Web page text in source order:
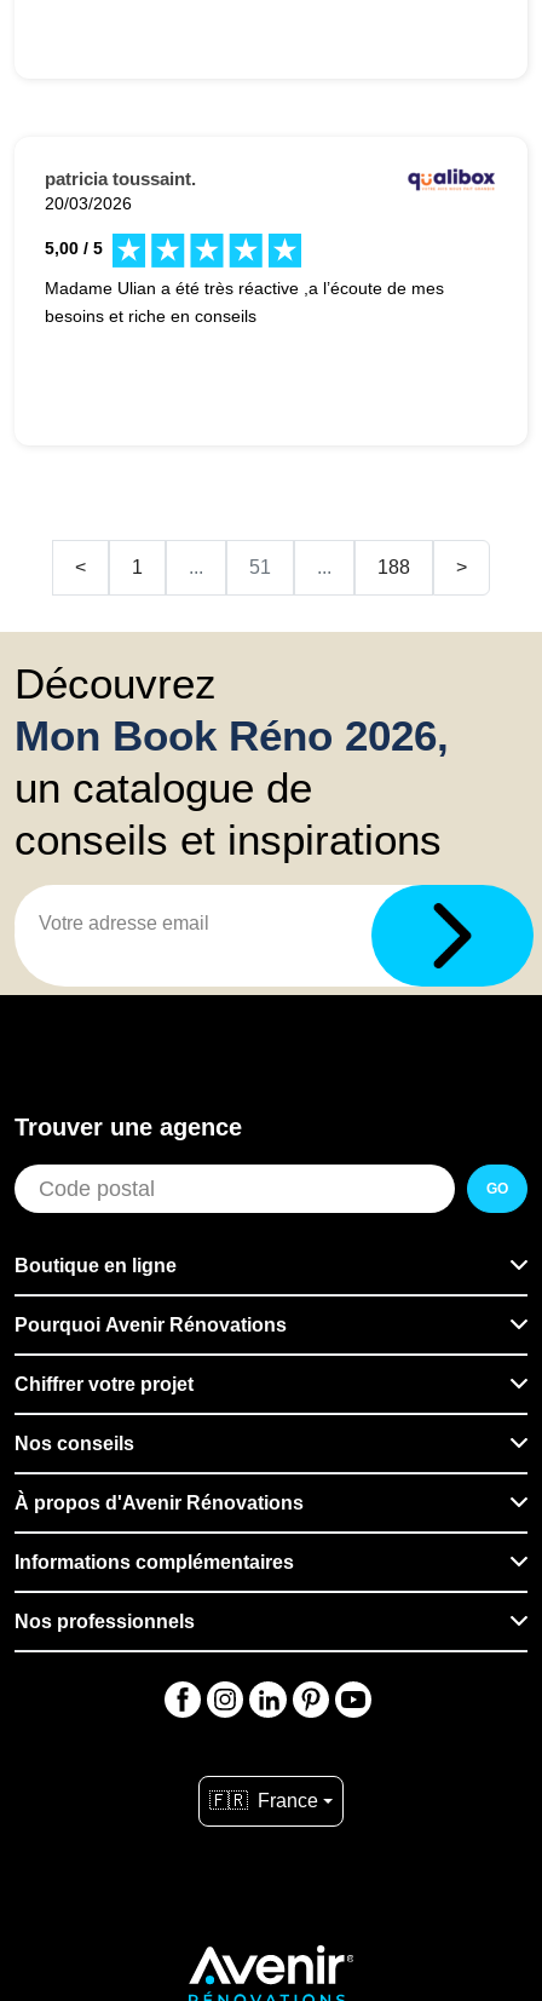
patricia toussaint.
20/03/2026
5,00 / 5
Madame Ulian a été très réactive ,a l’écoute de mes
besoins et riche en conseils
< 1 ... 51 ... 188 >
Découvrez
Mon Book Réno 2026,
un catalogue de
conseils et inspirations
Trouver une agence
GO
Boutique en ligne
Pourquoi Avenir Rénovations
Chiffrer votre projet
Nos conseils
À propos d'Avenir Rénovations
Informations complémentaires
Nos professionnels
🇫🇷 France